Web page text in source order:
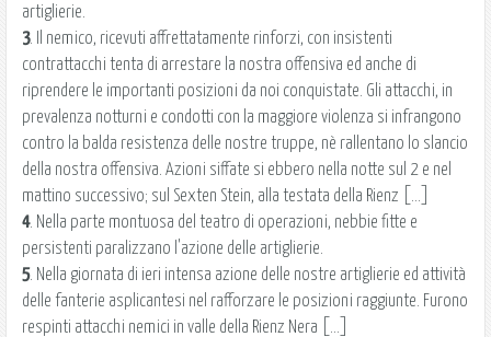
artiglierie.
3. Il nemico, ricevuti affrettatamente rinforzi, con insistenti
contrattacchi tenta di arrestare la nostra offensiva ed anche di
riprendere le importanti posizioni da noi conquistate. Gli attacchi, in
prevalenza notturni e condotti con la maggiore violenza si infrangono
contro la balda resistenza delle nostre truppe, nè rallentano lo slancio
della nostra offensiva. Azioni siffate si ebbero nella notte sul 2 e nel
mattino successivo; sul Sexten Stein, alla testata della Rienz [...]
4. Nella parte montuosa del teatro di operazioni, nebbie fitte e
persistenti paralizzano l'azione delle artiglierie.
5. Nella giornata di ieri intensa azione delle nostre artiglierie ed attività
delle fanterie asplicantesi nel rafforzare le posizioni raggiunte. Furono
respinti attacchi nemici in valle della Rienz Nera [...]